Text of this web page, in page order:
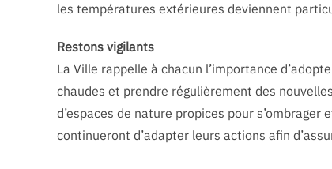
les températures extérieures deviennent
Restons vigilants
La Ville rappelle à chacun l’importance
chaudes et prendre régulièrement des
d’espaces de nature propices pour
continueront d’adapter leurs actions afin